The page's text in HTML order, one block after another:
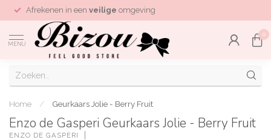
Afrekenen in een veilige omgeving
MENU
0
Home / Geurkaars Jolie - Berry Fruit
Enzo de Gasperi Geurkaars Jolie - Berry Fruit
ENZO DE GASPERI